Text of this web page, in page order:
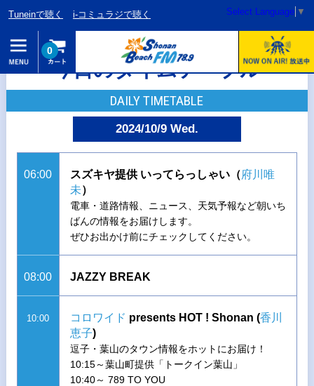
Tuneinで聴く i-コミュラジで聴く Select Language ▼
0
今日のタイムテーブル
DAILY TIMETABLE
2024/10/9 Wed.
06:00 スズキヤ提供 いってらっしゃい（府川唯
未）
電車・道路情報、ニュース、天気予報など朝いち
ばんの情報をお届けします。
ぜひお出かけ前にチェックしてください。
08:00 JAZZY BREAK
10:00 コロワイド presents HOT ! Shonan (香川
恵子)
逗子・葉山のタウン情報をホットにお届け！
10:15～葉山町提供「トークイン葉山」
10:40～ 789 TO YOU